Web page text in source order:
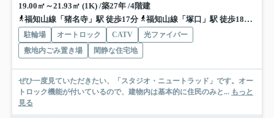
19.00㎡～21.93㎡ (1K) /築27年 /4階建
福知山線「猪名寺」駅 徒歩17分
福知山線「塚口」駅 徒歩18分
駐輪場 オートロック CATV
光ファイバー
敷地内ごみ置き場
閑静な住宅地
ぜひ一度見ていただきたい、「スタジオ・ニュートラッド」です。オー
トロック機能が付いているので、建物内は基本的に住民のみと... もっと
見る